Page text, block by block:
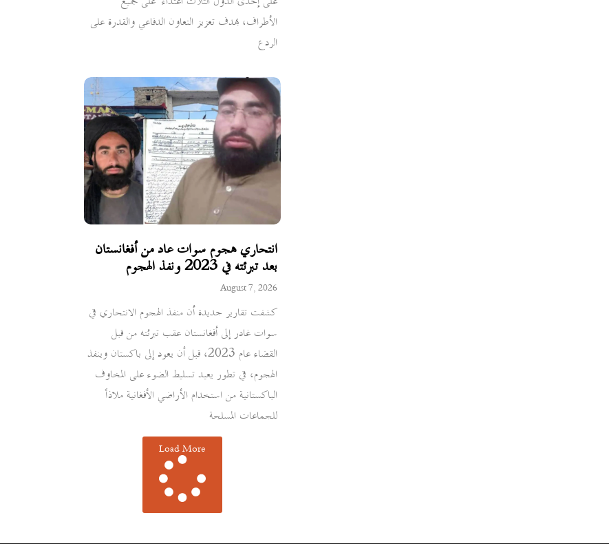
الأطراف، بهدف تعزيز التعاون الدفاعي والقدرة على
الردع
انتحاري هجوم سوات عاد من أفغانستان
بعد تبرئته في 2023 ونفذ الهجوم
August 7, 2026
كشفت تقارير جديدة أن منفذ الهجوم الانتحاري في
سوات غادر إلى أفغانستان عقب تبرئته من قبل
القضاء عام 2023، قبل أن يعود إلى باكستان وينفذ
الهجوم، في تطور يعيد تسليط الضوء على المخاوف
الباكستانية من استخدام الأراضي الأفغانية ملاذاً
للجماعات المسلحة
Load More